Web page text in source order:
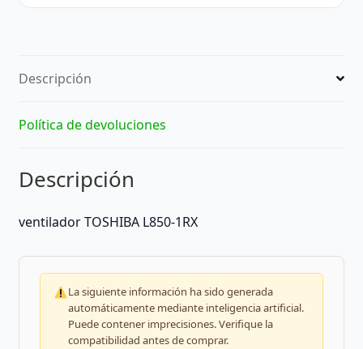
Descripción
Política de devoluciones
Descripción
ventilador TOSHIBA L850-1RX
La siguiente información ha sido generada
automáticamente mediante inteligencia artificial.
Puede contener imprecisiones. Verifique la
compatibilidad antes de comprar.